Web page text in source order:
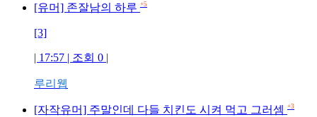
[유머] 존잘남의 하루 +5
[3]
| 17:57 | 조회 0 |
루리웹
[자작유머] 주말인데 다들 치킨도 시켜 먹고 그러셈 +3